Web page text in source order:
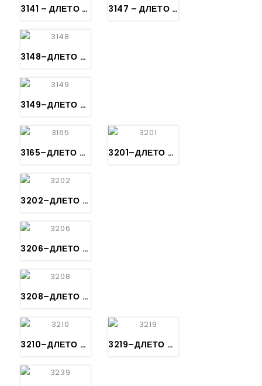
3141 – ДЛЕТО ЗА РЕЗБА – Bildhauerbeitel, gerader Gaißfuß, Stich 41 – KIRSCHEN 3147 – ДЛЕТО ЗА РЕЗБА – Bildhauerbeitel mit Weißbuchenheft, KIRSCHEN
3148–ДЛЕТО ЗА РЕЗБА – Bildhauerbeitel, gerader Gaißfuß, ca. 90°
3149–ДЛЕТО ЗА РЕЗБА – Bildhauerbeitel, gerader Gaißfuß, ca. 45°
3165–ДЛЕТО ЗА РЕЗБА – Bildhauerbeitel gerade, Stich 2,5 3201–ДЛЕТО ЗА РЕЗБА – Kerbschnitzbeitel gerade Stich 1 – KIRSCHEN
3202–ДЛЕТО ЗА РЕЗБА – Kerbschnitzbeitel schräg Stich1 – KIRSCHEN
3206–ДЛЕТО ЗА РЕЗБА – Kerbschnitzbeitel gerade Stich 6 – KIRSCHEN
3208–ДЛЕТО ЗА РЕЗБА – Kerbschnitzbeitel gerade Stich 8 – KIRSCHEN
3210–ДЛЕТО ЗА РЕЗБА – Kerbschnitzbeitel gerade Stich 10 – KIRSCHEN 3219–ДЛЕТО ЗА РЕЗБА – Kerbschnitzbeitel gebogen Stich 10 – KIRSCHEN